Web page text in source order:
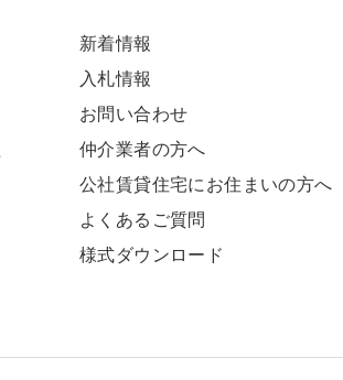
新着情報
⼊札情報
お問い合わせ
仲介業者の方へ
公社賃貸住宅にお住まいの方へ
よくあるご質問
様式ダウンロード